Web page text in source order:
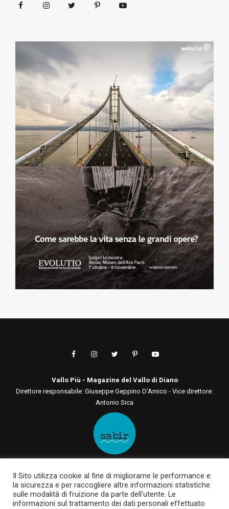
Vallo Più - Magazine del Vallo di Diano
Direttore responsabile: Giuseppe Geppino D’Amico - Vice direttore:
Antonio Sica
Via San Tommaso D'Aquino, 75 00136 - Roma - RM | Via Roma, 133
84030 - Casalbuono - SA
P.IVA 12722561003 | sabircomunicazionesrls@pec.it
Il Sito utilizza cookie al fine di migliorarne le performance e
la sicurezza e per raccogliere altre informazioni statistiche
sulle modalità di fruizione da parte dell'utente. Le
informazioni sul trattamento dei dati personali effettuato